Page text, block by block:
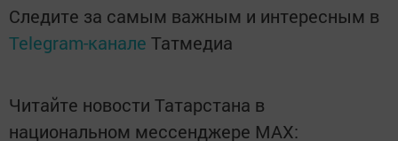
Следите за самым важным и интересным в
Telegram-канале Татмедиа
Читайте новости Татарстана в
национальном мессенджере MАХ: